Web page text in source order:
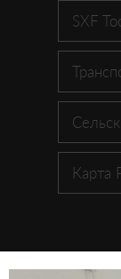
SXF
Карта